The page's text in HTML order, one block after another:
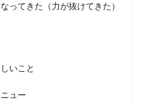
ってきた（力が抜けてきた）
いこと
ニュー